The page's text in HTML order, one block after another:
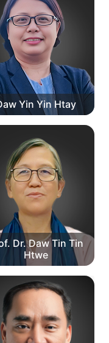
Yin Yin Htay
Dr. Daw Tin Tin
Htwe